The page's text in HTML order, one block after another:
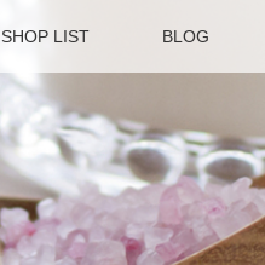
SHOP LIST BLOG